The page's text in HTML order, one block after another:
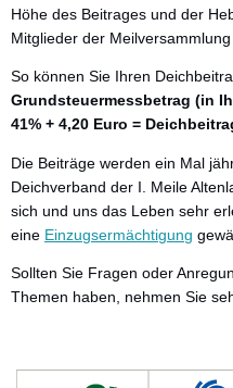
Höhe des Beitrages und der
Mitglieder der
So können Sie Ihren
Grundsteuermessbetrag (in
41% + 4,20 Euro =
Die Beiträge werden ein Mal
Deichverband der I. Meile
sich und uns das Leben sehr
eine Einzugsermächtigung
Sollten Sie Fragen oder
Themen haben, nehmen Sie